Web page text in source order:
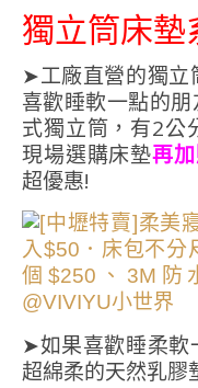
獨立筒床墊
➤工廠直營的獨立
喜歡睡軟一點的
式獨立筒，有2公
現場選購床墊再
超優惠!
➤如果喜歡睡柔軟
超綿柔的天然乳膠